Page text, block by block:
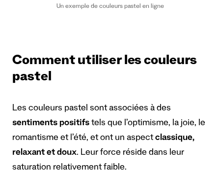
Un exemple de couleurs pastel en ligne
Comment utiliser les couleurs
pastel
Les couleurs pastel sont associées à des
sentiments positifs tels que l’optimisme, la joie, le
romantisme et l’été, et ont un aspectclassique,
relaxant et doux. Leur force réside dans leur
saturation relativement faible.